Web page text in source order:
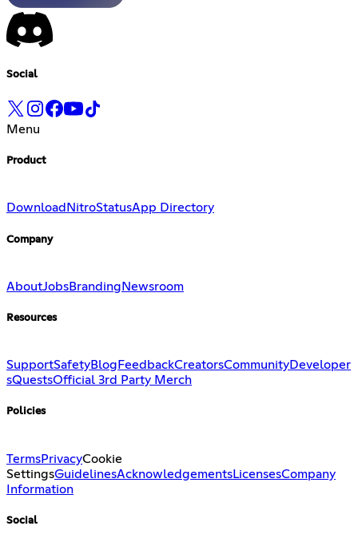
Social
Menu
Product
Download NitroStatusApp Directory
Company
AboutJobsBranding Newsroom
Resources
SupportSafetyBlog FeedbackCreatorsCommunityDeveloper
sQuestsOfficial 3rd Party Merch
Policies
TermsPrivacyCookie
SettingsGuidelinesAcknowledgementsLicensesCompany
Information
Social